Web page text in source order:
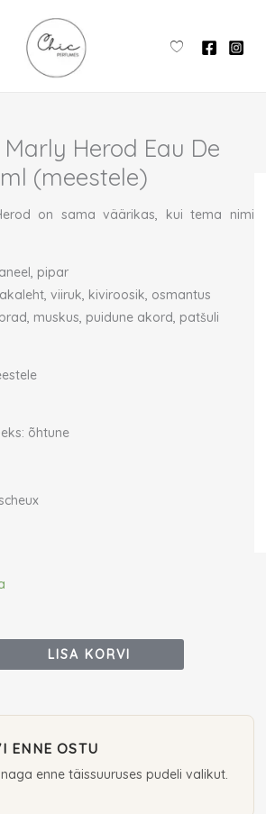
Herod Eau De
(meestele)
on sama väärikas, kui tema nimi
pipar
viiruk, kiviroosik, osmantus
muskus, puidune akord, patšuli
õhtune
LISA KORVI
ENNE OSTU
enne täissuuruses pudeli valikut.